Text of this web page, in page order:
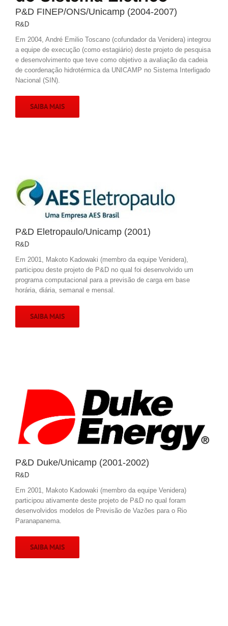
P&D FINEP/ONS/Unicamp (2004-2007)
R&D
Em 2004, André Emilio Toscano (cofundador da Venidera) integrou
a equipe de execução (como estagiário) deste projeto de pesquisa
e desenvolvimento que teve como objetivo a avaliação da cadeia
de coordenação hidrotérmica da UNICAMP no Sistema Interligado
Nacional (SIN).
SAIBA MAIS
P&D Eletropaulo/Unicamp (2001)
R&D
Em 2001, Makoto Kadowaki (membro da equipe Venidera),
participou deste projeto de P&D no qual foi desenvolvido um
programa computacional para a previsão de carga em base
horária, diária, semanal e mensal.
SAIBA MAIS
P&D Duke/Unicamp (2001-2002)
R&D
Em 2001, Makoto Kadowaki (membro da equipe Venidera)
participou ativamente deste projeto de P&D no qual foram
desenvolvidos modelos de Previsão de Vazões para o Rio
Paranapanema.
SAIBA MAIS